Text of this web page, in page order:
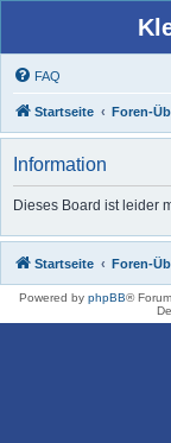
FAQ
Startseite Foren-
Information
Dieses Board ist leider
Startseite Foren-
Powered by phpBB®